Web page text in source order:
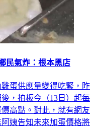
民氣炸：根本黑店
蛋供應量變得吃緊，昨
，拍板今（13日）起每
高點。對此，就有網友
姨告知未來加蛋價格將